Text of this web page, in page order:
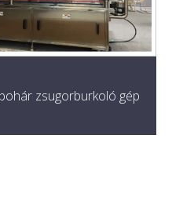
zsugorburkoló gép